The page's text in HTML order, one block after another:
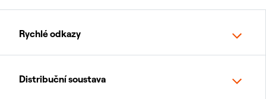
Rychlé odkazy
Distribuční soustava